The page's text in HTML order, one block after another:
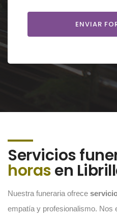
Servicios
horasen
Nuestra funeraria ofrece
empatía y profesionalismo. Nos